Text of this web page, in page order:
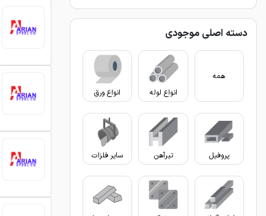
دسته اصلی موجودی
همه
انواع لوله
انواع ورق
پروفیل تیرآهن سایر فلزات